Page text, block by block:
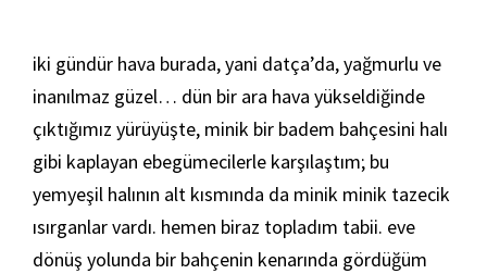
iki gündür hava burada, yani datça’da, yağmurlu ve
inanılmaz güzel… dün bir ara hava yükseldiğinde
çıktığımız yürüyüşte, minik bir badem bahçesini halı
gibi kaplayan ebegümecilerle karşılaştım; bu
yemyeşil halının alt kısmında da minik minik tazecik
ısırganlar vardı. hemen biraz topladım tabii. eve
dönüş yolunda bir bahçenin kenarında gördüğüm